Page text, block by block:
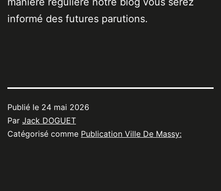
informé des futures parutions.
Publié le 24 mai 2026
Par Jack DOGUET
Catégorisé comme Publication Ville De Massy: